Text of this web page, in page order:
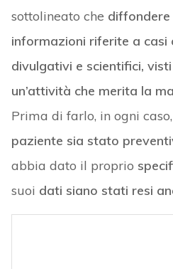
sottolineato che diffondere
informazioni riferite a casi
divulgativi e scientifici,
un’attività che merita la
Prima di farlo, in ogni caso,
paziente sia stato
abbia dato il proprio
suoi dati siano stati resi